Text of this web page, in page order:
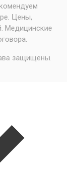
Цены,
Медицинские
защищены.